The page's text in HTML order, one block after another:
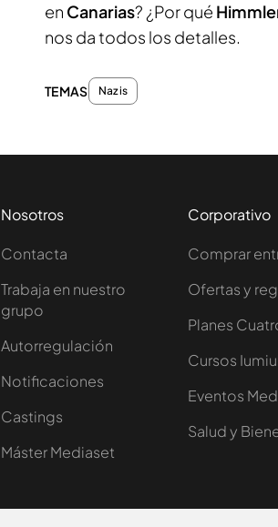
en Canarias? ¿Por qué
nos da todos los detalles.
TEMAS Nazis
Nosotros
Contacta
Trabaja en nuestro
grupo
Autorregulación
Notificaciones
Castings
Máster Mediaset
Corporativo
Comprar
Ofertas y
Planes
Cursos
Eventos
Salud y